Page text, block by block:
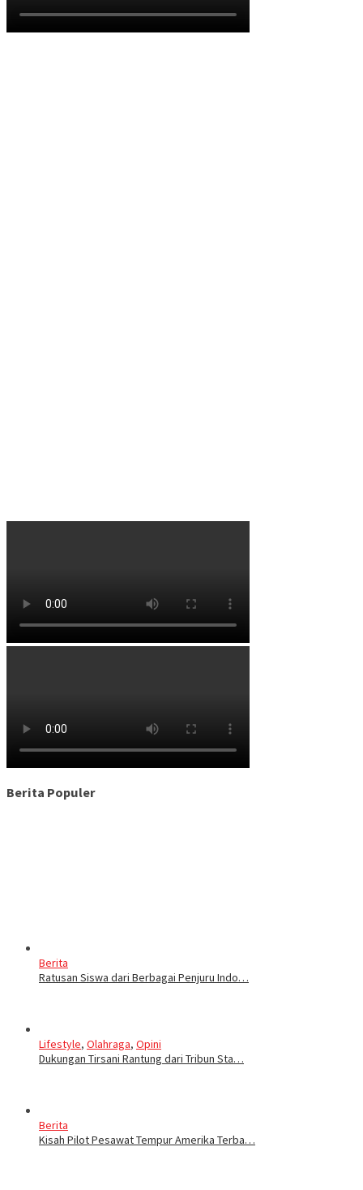
Berita Populer
Berita
Ratusan Siswa dari Berbagai Penjuru Indo…
Lifestyle, Olahraga, Opini
Dukungan Tirsani Rantung dari Tribun Sta…
Berita
Kisah Pilot Pesawat Tempur Amerika Terba…